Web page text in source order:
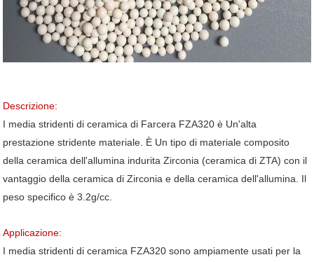
Descrizione:
I media stridenti di ceramica di Farcera FZA320 è Un'alta
prestazione stridente materiale. È Un tipo di materiale composito
della ceramica dell'allumina indurita Zirconia (ceramica di ZTA) con il
vantaggio della ceramica di Zirconia e della ceramica dell'allumina. Il
peso specifico è 3.2g/cc.
Applicazione:
I media stridenti di ceramica FZA320 sono ampiamente usati per la